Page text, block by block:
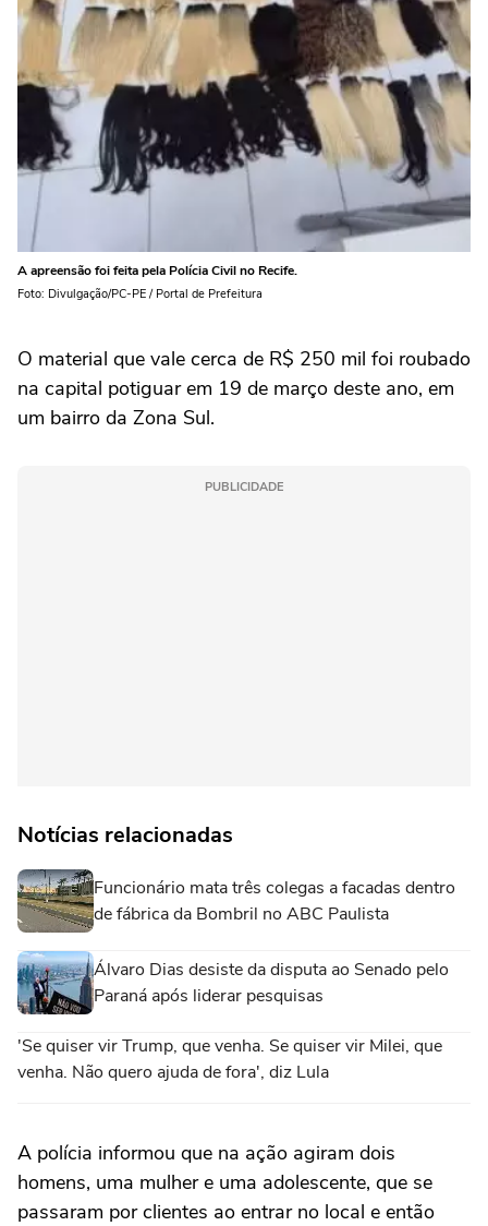
A apreensão foi feita pela Polícia Civil no Recife.
Foto: Divulgação/PC-PE / Portal de Prefeitura
O material que vale cerca de R$ 250 mil foi roubado
na capital potiguar em 19 de março deste ano, em
um bairro da Zona Sul.
PUBLICIDADE
Notícias relacionadas
Funcionário mata três colegas a facadas dentro
de fábrica da Bombril no ABC Paulista
Álvaro Dias desiste da disputa ao Senado pelo
Paraná após liderar pesquisas
'Se quiser vir Trump, que venha. Se quiser vir Milei, que
venha. Não quero ajuda de fora', diz Lula
A polícia informou que na ação agiram dois
homens, uma mulher e uma adolescente, que se
passaram por clientes ao entrar no local e então